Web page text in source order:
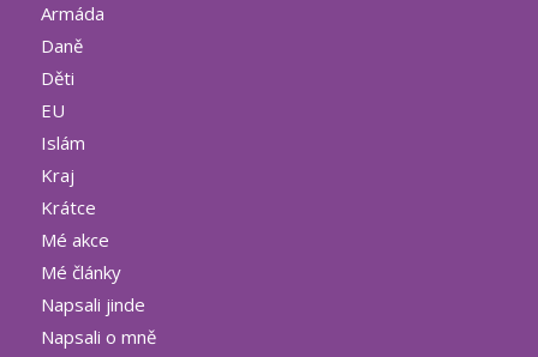
Armáda
Daně
Děti
EU
Islám
Kraj
Krátce
Mé akce
Mé články
Napsali jinde
Napsali o mně